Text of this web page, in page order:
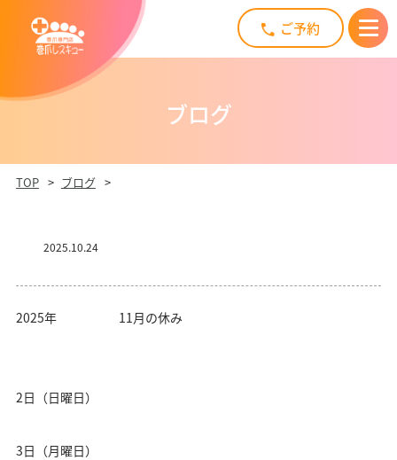
ご予約
ブログ
TOP ブログ
2025.10.24
2025年 11月の休み
2日（日曜日）
3日（月曜日）